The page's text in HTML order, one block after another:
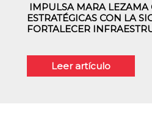
IMPULSA MARA LEZAMA
ESTRATÉGICAS CON LA
FORTALECER
Leer artículo